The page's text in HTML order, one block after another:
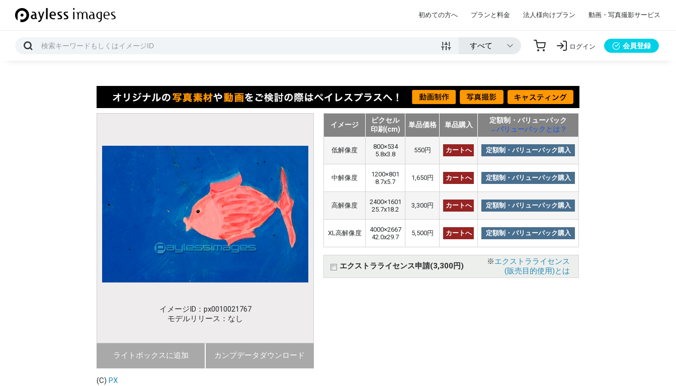
初めての方へ プランと料金 法人様向けプラン 動画・写真撮影サービス
ログイン 会員登録
イメージID：px0010021767
モデルリリース：なし
ライトボックスに追加 カンプデータダウンロード
イメージ
ピクセル
印刷(cm)
単品価格 単品購入
定額制・バリューパック
→バリューパックとは？
低解像度
800×534
5.8x3.8
550円 カートへ 定額制・バリューパック購入
中解像度
1200×801
8.7x5.7
1,650円 カートへ 定額制・バリューパック購入
高解像度
2400×1601
25.7x18.2
3,300円 カートへ 定額制・バリューパック購入
XL高解像度
4000×2667
42.0x29.7
5,500円 カートへ 定額制・バリューパック購入
エクストラライセンス申請(3,300円) ※エクストラライセンス
(販売目的使用)とは
(C) PX